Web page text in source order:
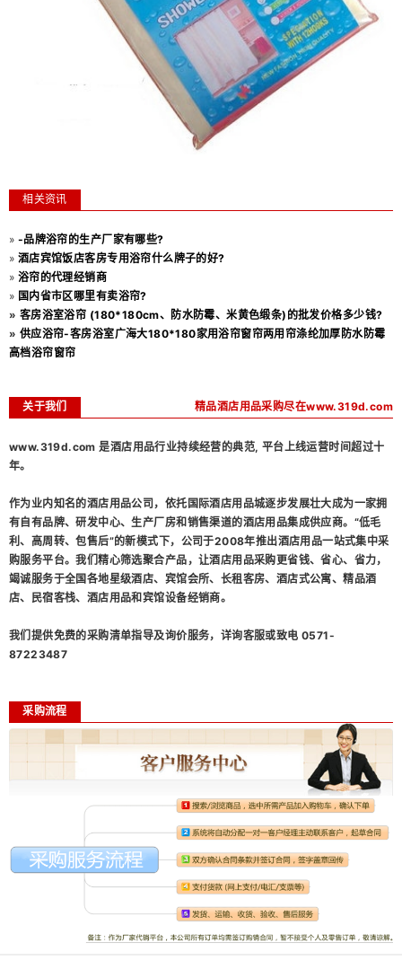
相关资讯
» -品牌浴帘的生产厂家有哪些?
» 酒店宾馆饭店客房专用浴帘什么牌子的好?
» 浴帘的代理经销商
» 国内省市区哪里有卖浴帘?
» 客房浴室浴帘 (180*180cm、防水防霉、米黄色缎条)的批发价格多少钱?
» 供应浴帘-客房浴室广海大180*180家用浴帘窗帘两用帘涤纶加厚防水防霉
高档浴帘窗帘
关于我们 精品酒店用品采购尽在www.319d.com
www.319d.com 是酒店用品行业持续经营的典范, 平台上线运营时间超过十
年。
作为业内知名的酒店用品公司，依托国际酒店用品城逐步发展壮大成为一家拥
有自有品牌、研发中心、生产厂房和销售渠道的酒店用品集成供应商。“低毛
利、高周转、包售后”的新模式下，公司于2008年推出酒店用品一站式集中采
购服务平台。我们精心筛选聚合产品，让酒店用品采购更省钱、省心、省力，
竭诚服务于全国各地星级酒店、宾馆会所、长租客房、酒店式公寓、精品酒
店、民宿客栈、酒店用品和宾馆设备经销商。
我们提供免费的采购清单指导及询价服务，详询客服或致电 0571-
87223487
采购流程